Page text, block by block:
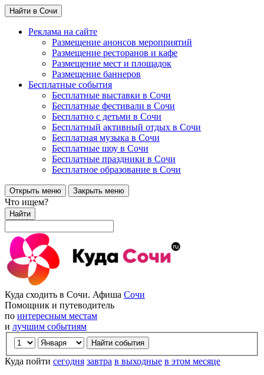
Найти в Сочи
Реклама на сайте
Размещение анонсов мероприятий
Размещение ресторанов и кафе
Размещение мест и площадок
Размещение баннеров
Бесплатные события
Бесплатные выставки в Сочи
Бесплатные фестивали в Сочи
Бесплатно с детьми в Сочи
Бесплатный активный отдых в Сочи
Бесплатная музыка в Сочи
Бесплатные шоу в Сочи
Бесплатные праздники в Сочи
Бесплатное образование в Сочи
Открыть меню Закрыть меню
Что ищем?
Найти
Куда сходить в Сочи. Афиша Сочи
Помощник и путеводитель
по интересным местам
и лучшим событиям
Куда пойти сегодня завтра в выходные в этом месяце